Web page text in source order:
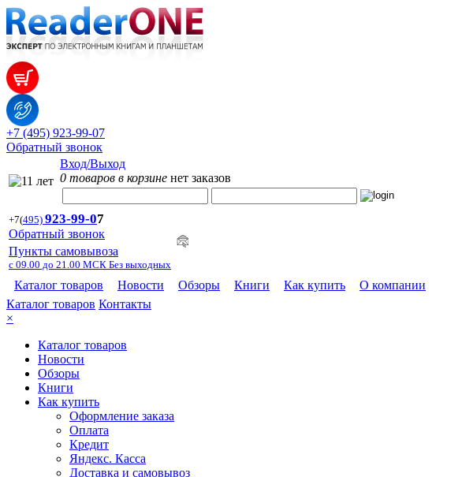
+7 (495) 923-99-07
Обратный звонок
Вход/Выход
0 товаров в корзине нет заказов
+7(495) 923-99-07
Обратный звонок
Пункты самовывоза
с 09.00 до 21.00 МСК Без выходных
Каталог товаров Новости Обзоры Книги Как купить
О компании
Каталог товаров Контакты
×
Каталог товаров
Новости
Обзоры
Книги
Как купить
Оформление заказа
Оплата
Кредит
Яндекс. Касса
Доставка и самовывоз